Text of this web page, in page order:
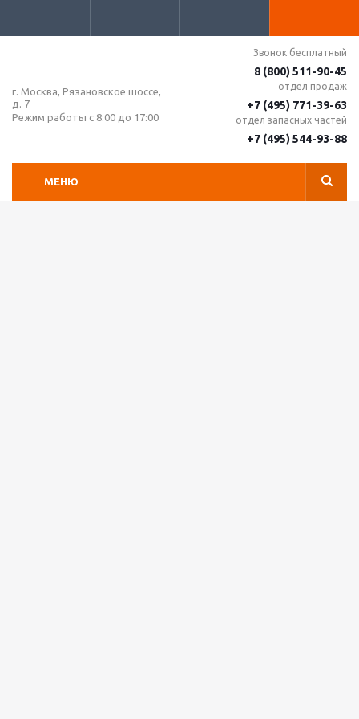
г. Москва, Рязановское шоссе,
д. 7
Режим работы с 8:00 до 17:00
Звонок бесплатный
8 (800) 511-90-45
отдел продаж
+7 (495) 771-39-63
отдел запасных частей
+7 (495) 544-93-88
МЕНЮ